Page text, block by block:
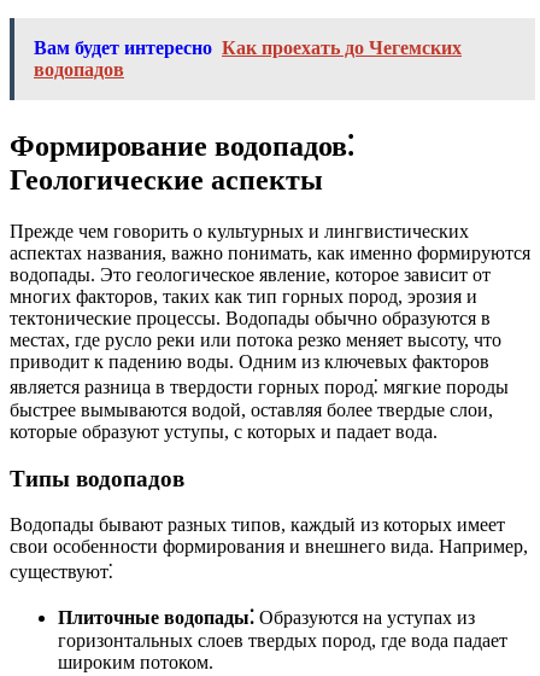
Вам будет интересно Как проехать до Чегемских
водопадов
Формирование водопадов⁚
Геологические аспекты
Прежде чем говорить о культурных и лингвистических
аспектах названия, важно понимать, как именно формируются
водопады. Это геологическое явление, которое зависит от
многих факторов, таких как тип горных пород, эрозия и
тектонические процессы. Водопады обычно образуются в
местах, где русло реки или потока резко меняет высоту, что
приводит к падению воды. Одним из ключевых факторов
является разница в твердости горных пород⁚ мягкие породы
быстрее вымываются водой, оставляя более твердые слои,
которые образуют уступы, с которых и падает вода.
Типы водопадов
Водопады бывают разных типов, каждый из которых имеет
свои особенности формирования и внешнего вида. Например,
существуют⁚
Плиточные водопады⁚ Образуются на уступах из
горизонтальных слоев твердых пород, где вода падает
широким потоком.